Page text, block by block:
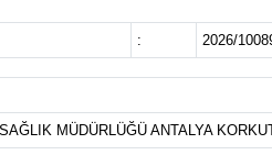
: 2026/
MÜDÜRLÜĞÜ ANTALYA